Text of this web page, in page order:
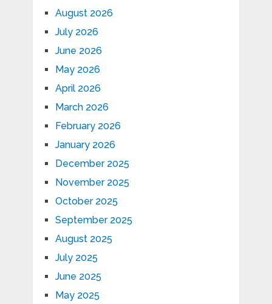
August 2026
July 2026
June 2026
May 2026
April 2026
March 2026
February 2026
January 2026
December 2025
November 2025
October 2025
September 2025
August 2025
July 2025
June 2025
May 2025